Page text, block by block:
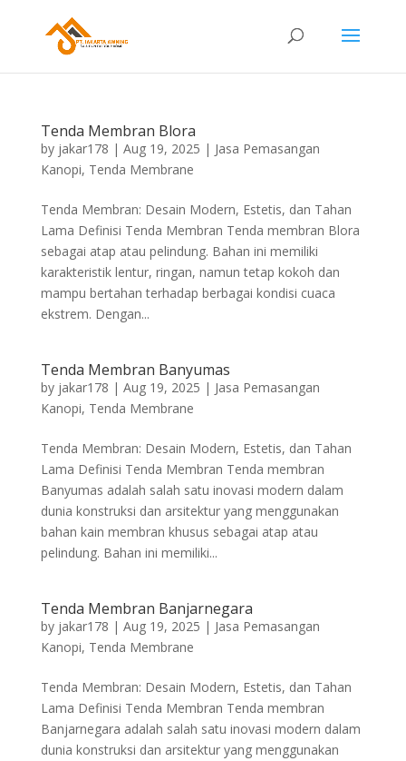
Tenda Membran Blora
by jakar178 | Aug 19, 2025 | Jasa Pemasangan
Kanopi, Tenda Membrane
Tenda Membran: Desain Modern, Estetis, dan Tahan
Lama Definisi Tenda Membran Tenda membran Blora
sebagai atap atau pelindung. Bahan ini memiliki
karakteristik lentur, ringan, namun tetap kokoh dan
mampu bertahan terhadap berbagai kondisi cuaca
ekstrem. Dengan...
Tenda Membran Banyumas
by jakar178 | Aug 19, 2025 | Jasa Pemasangan
Kanopi, Tenda Membrane
Tenda Membran: Desain Modern, Estetis, dan Tahan
Lama Definisi Tenda Membran Tenda membran
Banyumas adalah salah satu inovasi modern dalam
dunia konstruksi dan arsitektur yang menggunakan
bahan kain membran khusus sebagai atap atau
pelindung. Bahan ini memiliki...
Tenda Membran Banjarnegara
by jakar178 | Aug 19, 2025 | Jasa Pemasangan
Kanopi, Tenda Membrane
Tenda Membran: Desain Modern, Estetis, dan Tahan
Lama Definisi Tenda Membran Tenda membran
Banjarnegara adalah salah satu inovasi modern dalam
dunia konstruksi dan arsitektur yang menggunakan